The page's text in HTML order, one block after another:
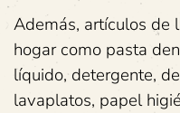
Además, artículos de
hogar como pasta
líquido, detergente,
lavaplatos, papel